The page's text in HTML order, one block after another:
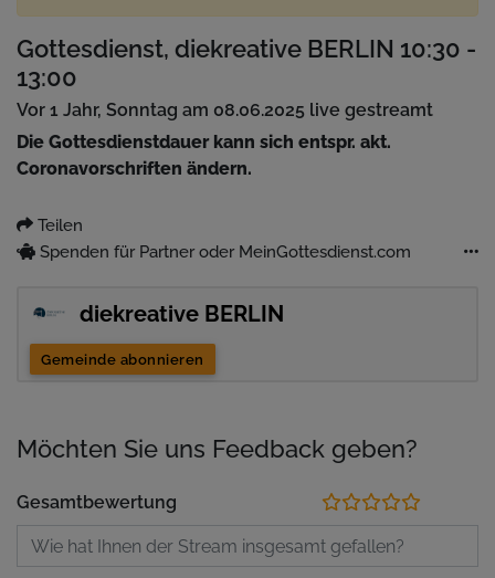
Gottesdienst, diekreative BERLIN 10:30 -
13:00
Vor 1 Jahr, Sonntag am 08.06.2025 live gestreamt
Die Gottesdienstdauer kann sich entspr. akt.
Coronavorschriften ändern.
Teilen
Spenden für Partner oder MeinGottesdienst.com
diekreative BERLIN
Gemeinde abonnieren
Möchten Sie uns Feedback geben?
Gesamtbewertung